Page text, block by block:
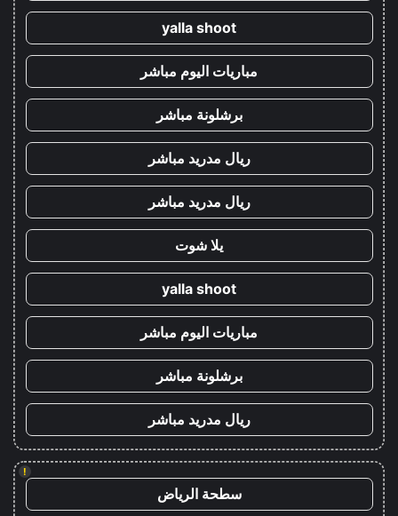
yalla shoot
مباريات اليوم مباشر
برشلونة مباشر
ريال مدريد مباشر
ريال مدريد مباشر
يلا شوت
yalla shoot
مباريات اليوم مباشر
برشلونة مباشر
ريال مدريد مباشر
!
سطحة الرياض